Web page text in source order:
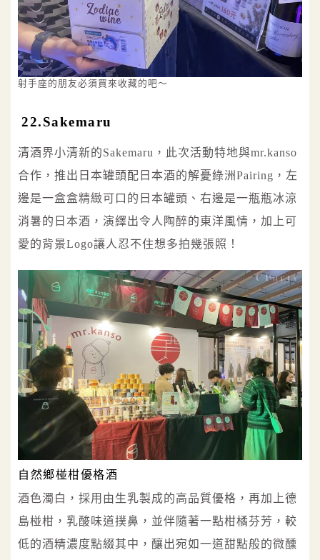
射手座的朋友必須買來收藏的吧～
22.Sakemaru
清酒界小清新的Sakemaru，此次活動特地與mr.kanso
合作，推出日本罐頭配日本酒的解憂綠洲Pairing，左
邊是一盒盒精緻可口的日本罐頭、右邊是一瓶瓶冰涼
消暑的日本酒，演繹出令人陶醉的東洋風情，加上可
愛的背景Logo讓人忍不住想多拍幾張照！
自然鄉椪柑優格酒
酒色濁白，採用由生乳製成的高品質優格，再加上德
島椪柑，乳酸味道撲鼻，並伴隨著一點柑橘芬芳，較
低的酒精濃度點綴其中，釀出宛如一道甜點般的微醺